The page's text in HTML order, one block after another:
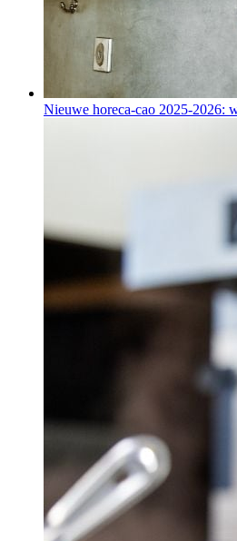
Nieuwe horeca-cao 2025-2026: